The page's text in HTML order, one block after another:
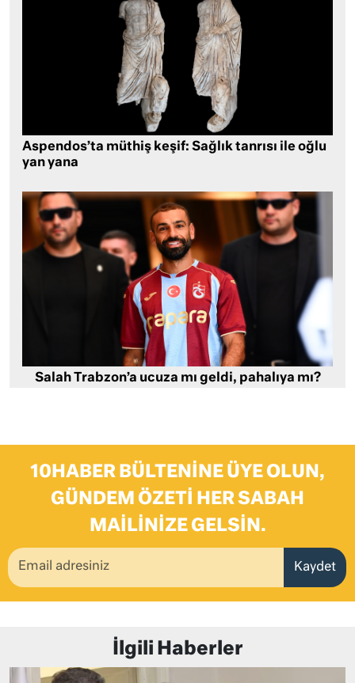
Aspendos’ta müthiş keşif: Sağlık tanrısı ile oğlu
yan yana
Salah Trabzon’a ucuza mı geldi, pahalıya mı?
10HABER BÜLTENINE ÜYE OLUN,
GÜNDEM ÖZETI HER SABAH
MAILINIZE GELSIN.
Kaydet
İlgili Haberler